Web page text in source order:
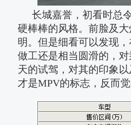
长城嘉誉，初看时总
硬棒棒的风格。前脸及
明。但是细看可以发现
做工还是相当圆滑的，
天的试驾，对其的印象
才是MPV的标志，反而